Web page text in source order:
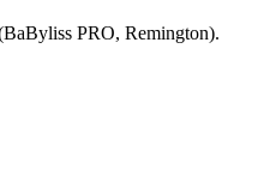
PRO, Remington).